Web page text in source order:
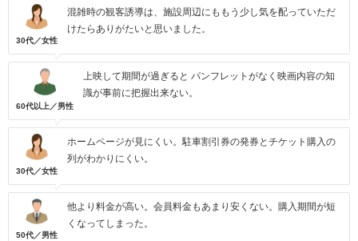
30代／女性
混雑時の観客誘導は、施設周辺にももう少し気を配っていただ
けたらありがたいと思いました。
60代以上／男性
上映して期間が過ぎると パンフレットがなく映画内容の知
識が事前に把握出来ない。
30代／女性
ホームページが見にくい。駐車割引券の発券とチケット購入の
列がわかりにくい。
50代／男性
他より料金が高い。会員料金もあまり安くない。購入期間が短
くなってしまった。